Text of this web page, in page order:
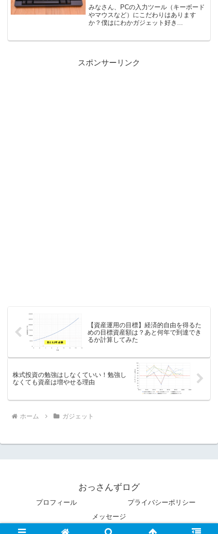
みなさん、PCの入力ツール（キーボード
やマウスなど）にこだわりはあります
か？僕はにわかガジェット好き...
スポンサーリンク
【資産運用の目標】経済的自由を得るた
めの目標資産額は？あと何年で到達でき
るか計算してみた
株式投資の勉強はしなくていい！勉強し
なくても資産は増やせる理由
ホーム ガジェット
おっさんずログ
プロフィール
プライバシーポリシー
メッセージ